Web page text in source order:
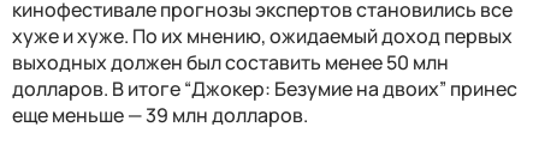
кинофестивале прогнозы экспертов становились все
хуже и хуже. По их мнению, ожидаемый доход первых
выходных должен был составить менее 50 млн
долларов. В итоге “Джокер: Безумие на двоих” принес
еще меньше — 39 млн долларов.